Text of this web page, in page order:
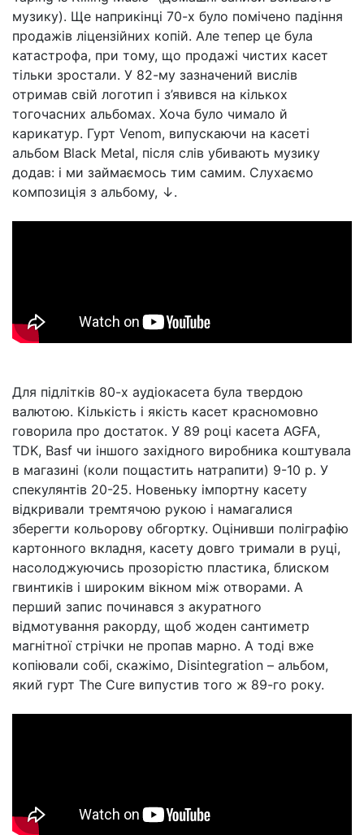
музику). Ще наприкінці 70-х було помічено падіння
продажів ліцензійних копій. Але тепер це була
катастрофа, при тому, що продажі чистих касет
тільки зростали. У 82-му зазначений вислів
отримав свій логотип і з’явився на кількох
тогочасних альбомах. Хоча було чимало й
карикатур. Гурт Venom, випускаючи на касеті
альбом Black Metal, після слів убивають музику
додав: і ми займаємось тим самим. Слухаємо
композиція з альбому, ↓.
Для підлітків 80-х аудіокасета була твердою
валютою. Кількість і якість касет красномовно
говорила про достаток. У 89 році касета AGFA,
TDK, Basf чи іншого західного виробника коштувала
в магазині (коли пощастить натрапити) 9-10 р. У
спекулянтів 20-25. Новеньку імпортну касету
відкривали тремтячою рукою і намагалися
зберегти кольорову обгортку. Оцінивши поліграфію
картонного вкладня, касету довго тримали в руці,
насолоджуючись прозорістю пластика, блиском
гвинтиків і широким вікном між отворами. А
перший запис починався з акуратного
відмотування ракорду, щоб жоден сантиметр
магнітної стрічки не пропав марно. А тоді вже
копіювали собі, скажімо, Disintegration – альбом,
який гурт The Cure випустив того ж 89-го року.